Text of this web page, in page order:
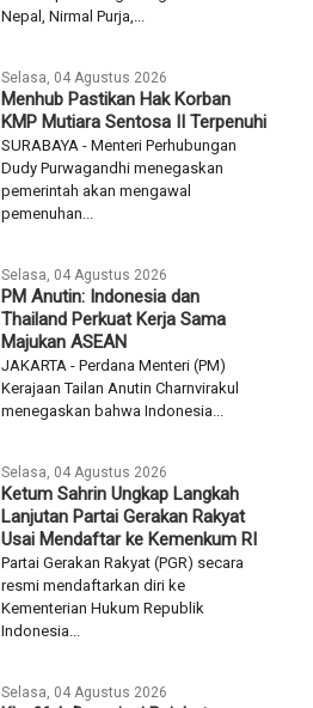
JAKARTA - Dunia pendakian berduka
Selasa, 04 Agustus 2026
Menhub Pastikan Hak Korban
KMP Mutiara Sentosa II Terpenuhi
SURABAYA - Menteri Perhubungan
Dudy Purwagandhi menegaskan
Selasa, 04 Agustus 2026
PM Anutin: Indonesia dan
Thailand Perkuat Kerja Sama
Majukan ASEAN
JAKARTA - Perdana Menteri (PM)
Selasa, 04 Agustus 2026
Ketum Sahrin Ungkap Langkah
Lanjutan Partai Gerakan Rakyat
Usai Mendaftar ke Kemenkum RI
Partai Gerakan Rakyat (PGR) secara
resmi mendaftarkan diri ke